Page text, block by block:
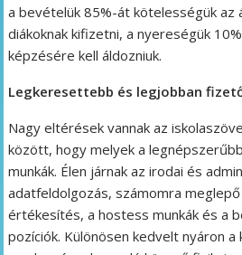
a bevételük 85%-át kötelességük
diákoknak kifizetni, a nyereségük
képzésére kell áldozniuk.
Legkeresettebb és legjobban
Nagy eltérések vannak az
között, hogy melyek a
munkák. Élen járnak az irodai és
adatfeldolgozás, számomra
értékesítés, a hostess munkák és a
pozíciók. Különösen kedvelt nyáron